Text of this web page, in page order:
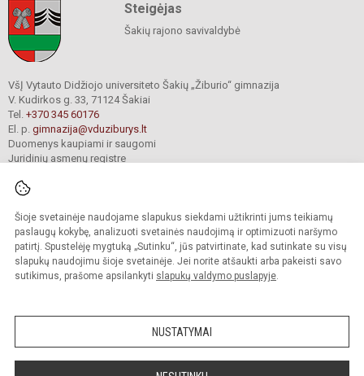
Šioje svetainėje naudojame slapukus siekdami užtikrinti jums teikiamų
paslaugų kokybę, analizuoti svetainės naudojimą ir optimizuoti naršymo
patirtį. Spustelėję mygtuką „Sutinku“, jūs patvirtinate, kad sutinkate su visų
slapukų naudojimu šioje svetainėje. Jei norite atšaukti arba pakeisti savo
sutikimus, prašome apsilankyti slapukų valdymo puslapyje.
NUSTATYMAI
Steigėjas
Šakių rajono savivaldybė
VšĮ Vytauto Didžiojo universiteto Šakių „Žiburio“ gimnazija
V. Kudirkos g. 33, 71124 Šakiai
Tel. +370 345 60176
El. p. gimnazija@vduziburys.lt
Duomenys kaupiami ir saugomi
Juridinių asmenų registre
© 2024. VDU Šakių „Žiburio“ gimnazija. Visos teisės saugomos.
Kopijuoti turinį be raštiško gimnazijos sutikimo griežtai draudžiama.